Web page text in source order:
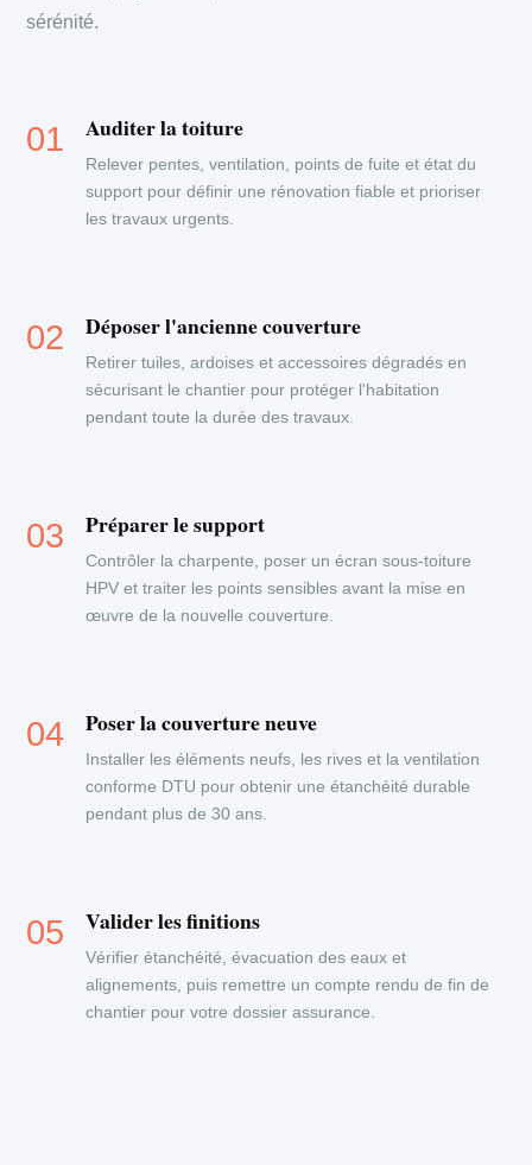
sérénité.
Auditer la toiture
Relever pentes, ventilation, points de fuite et état du
support pour définir une rénovation fiable et prioriser
les travaux urgents.
Déposer l'ancienne couverture
Retirer tuiles, ardoises et accessoires dégradés en
sécurisant le chantier pour protéger l'habitation
pendant toute la durée des travaux.
Préparer le support
Contrôler la charpente, poser un écran sous-toiture
HPV et traiter les points sensibles avant la mise en
œuvre de la nouvelle couverture.
Poser la couverture neuve
Installer les éléments neufs, les rives et la ventilation
conforme DTU pour obtenir une étanchéité durable
pendant plus de 30 ans.
Valider les finitions
Vérifier étanchéité, évacuation des eaux et
alignements, puis remettre un compte rendu de fin de
chantier pour votre dossier assurance.